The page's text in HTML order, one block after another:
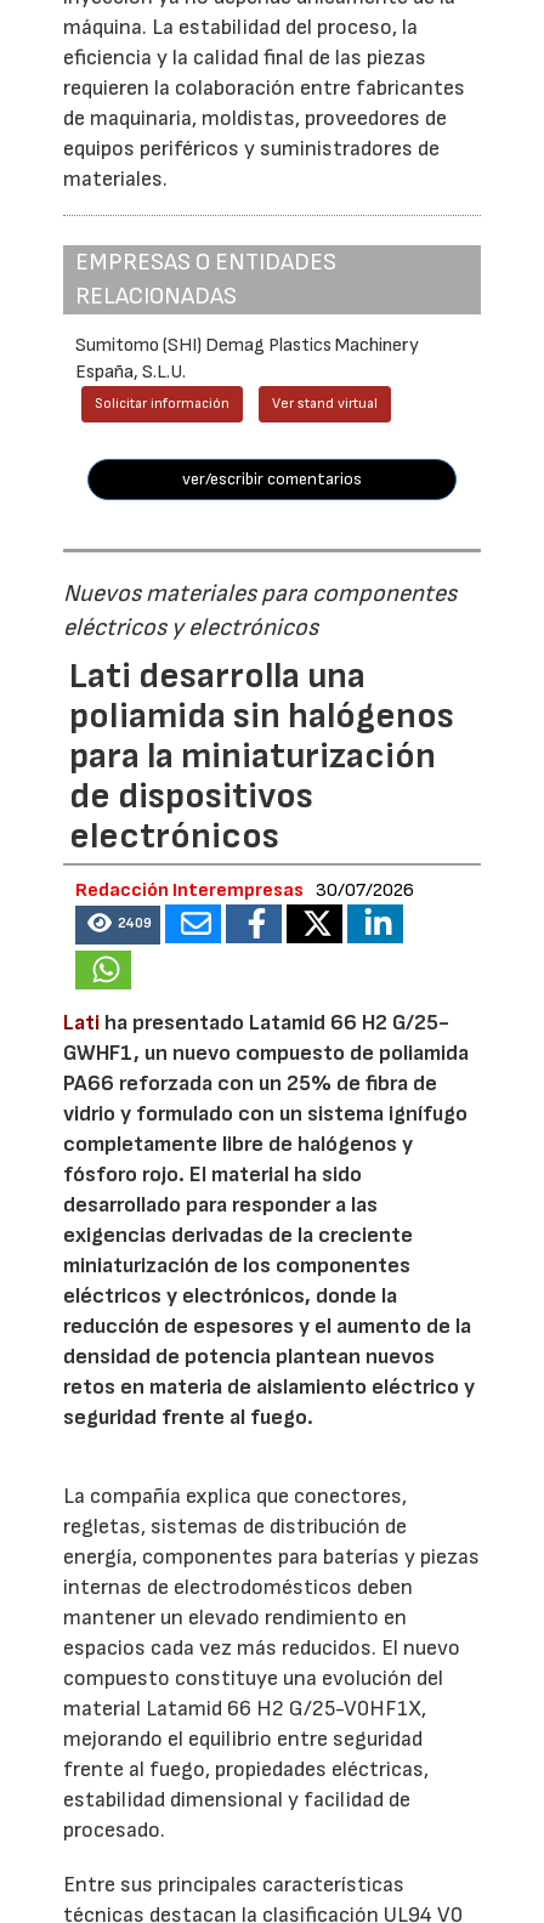
máquina. La estabilidad del proceso, la
eficiencia y la calidad final de las piezas
requieren la colaboración entre fabricantes
de maquinaria, moldistas, proveedores de
equipos periféricos y suministradores de
materiales.
EMPRESAS O ENTIDADES
RELACIONADAS
Sumitomo (SHI) Demag Plastics Machinery
España, S.L.U.
Solicitar información Ver stand virtual
ver/escribir comentarios
Nuevos materiales para componentes
eléctricos y electrónicos
Lati desarrolla una
poliamida sin halógenos
para la miniaturización
de dispositivos
electrónicos
Redacción Interempresas 30/07/2026
2409
Lati ha presentado Latamid 66 H2 G/25-
GWHF1, un nuevo compuesto de poliamida
PA66 reforzada con un 25% de fibra de
vidrio y formulado con un sistema ignífugo
completamente libre de halógenos y
fósforo rojo. El material ha sido
desarrollado para responder a las
exigencias derivadas de la creciente
miniaturización de los componentes
eléctricos y electrónicos, donde la
reducción de espesores y el aumento de la
densidad de potencia plantean nuevos
retos en materia de aislamiento eléctrico y
seguridad frente al fuego.
La compañía explica que conectores,
regletas, sistemas de distribución de
energía, componentes para baterías y piezas
internas de electrodomésticos deben
mantener un elevado rendimiento en
espacios cada vez más reducidos. El nuevo
compuesto constituye una evolución del
material Latamid 66 H2 G/25-V0HF1X,
mejorando el equilibrio entre seguridad
frente al fuego, propiedades eléctricas,
estabilidad dimensional y facilidad de
procesado.
Entre sus principales características
técnicas destacan la clasificación UL94 V0